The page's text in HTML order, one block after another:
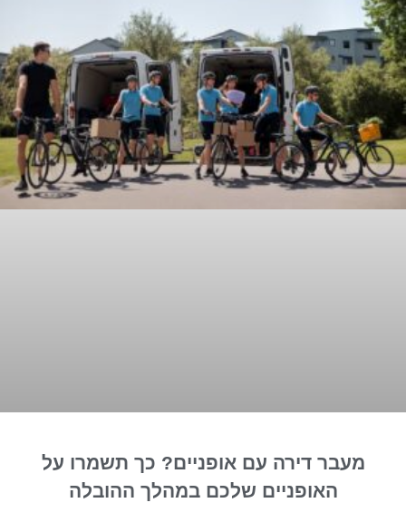
מעבר דירה עם אופניים? כך תשמרו על
האופניים שלכם במהלך ההובלה